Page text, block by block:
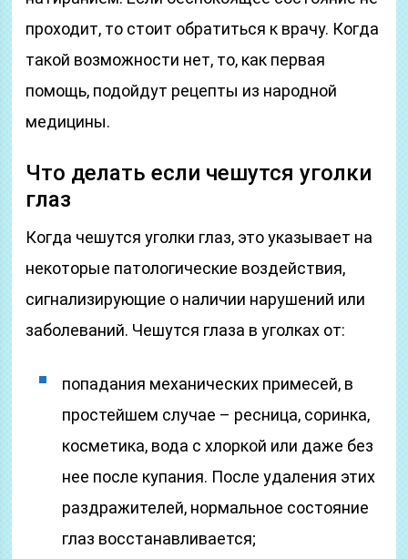
проходит, то стоит обратиться к врачу. Когда
такой возможности нет, то, как первая
помощь, подойдут рецепты из народной
медицины.
Что делать если чешутся уголки
глаз
Когда чешутся уголки глаз, это указывает на
некоторые патологические воздействия,
сигнализирующие о наличии нарушений или
заболеваний. Чешутся глаза в уголках от:
попадания механических примесей, в
простейшем случае – ресница, соринка,
косметика, вода с хлоркой или даже без
нее после купания. После удаления этих
раздражителей, нормальное состояние
глаз восстанавливается;